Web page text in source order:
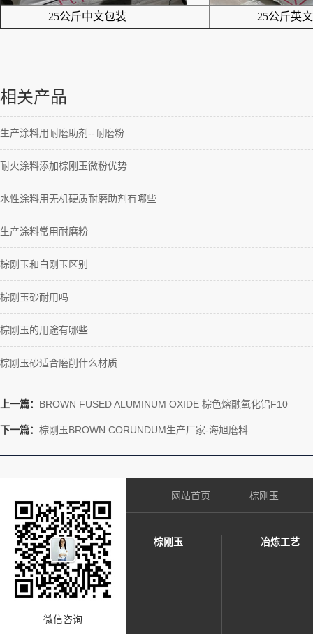
25公斤中文包装 25公斤英文
相关产品
生产涂料用耐磨助剂--耐磨粉
耐火涂料添加棕刚玉微粉优势
水性涂料用无机硬质耐磨助剂有哪些
生产涂料常用耐磨粉
棕刚玉和白刚玉区别
棕刚玉砂耐用吗
棕刚玉的用途有哪些
棕刚玉砂适合磨削什么材质
上一篇： BROWN FUSED ALUMINUM OXIDE 棕色熔融氧化铝F10
下一篇： 棕刚玉BROWN CORUNDUM生产厂家-海旭磨料
微信咨询
网站首页 棕刚玉
棕刚玉 冶炼工艺